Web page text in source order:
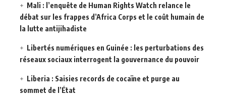
Mali : l’enquête de Human Rights Watch relance le
débat sur les frappes d’Africa Corps et le coût humain de
la lutte antijihadiste
Libertés numériques en Guinée : les perturbations des
réseaux sociaux interrogent la gouvernance du pouvoir
Liberia : Saisies records de cocaïne et purge au
sommet de l’État